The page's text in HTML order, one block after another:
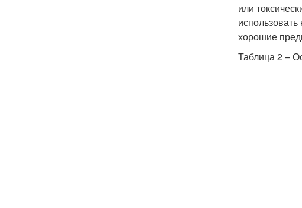
или
хорошие
Таблица 2 –